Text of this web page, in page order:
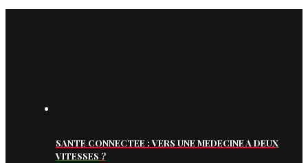
SANTE CONNECTEE : VERS UNE MEDECINE A DEUX
VITESSES ?